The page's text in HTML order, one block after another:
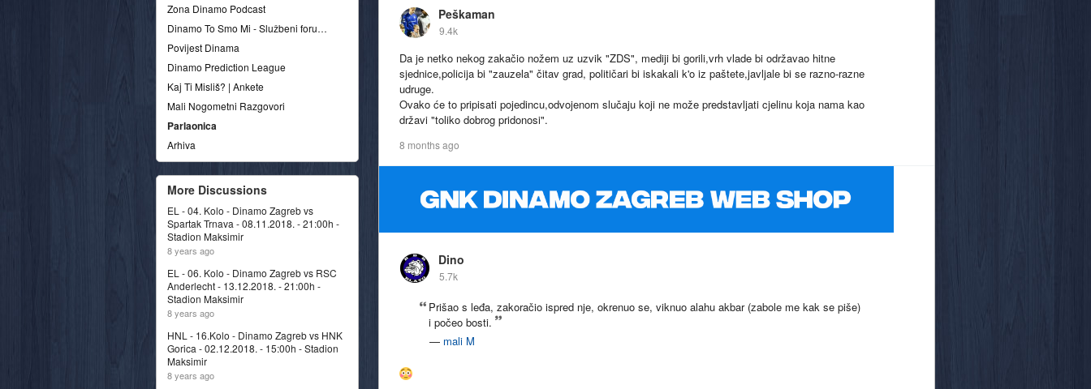
Peškaman
9.4k
Da je netko nekog zakačio nožem uz uzvik "ZDS", mediji bi gorili,vrh vlade bi održavao hitne
sjednice,policija bi "zauzela" čitav grad, političari bi iskakali k'o iz paštete,javljale bi se razno-razne
udruge.
Ovako će to pripisati pojedincu,odvojenom slučaju koji ne može predstavljati cjelinu koja nama kao
državi "toliko dobrog pridonosi".
8 months ago
Dino
5.7k
Prišao s leđa, zakoračio ispred nje, okrenuo se, viknuo alahu akbar (zabole me kak se piše)
i počeo bosti.
— mali M
Zona Dinamo Podcast
Dinamo To Smo Mi - Službeni forum udruge
Povijest Dinama
Dinamo Prediction League
Kaj Ti Misliš? | Ankete
Mali Nogometni Razgovori
Parlaonica
Arhiva
More Discussions
EL - 04. Kolo - Dinamo Zagreb vs
Spartak Trnava - 08.11.2018. - 21:00h -
Stadion Maksimir
8 years ago
EL - 06. Kolo - Dinamo Zagreb vs RSC
Anderlecht - 13.12.2018. - 21:00h -
Stadion Maksimir
8 years ago
HNL - 16.Kolo - Dinamo Zagreb vs HNK
Gorica - 02.12.2018. - 15:00h - Stadion
Maksimir
8 years ago